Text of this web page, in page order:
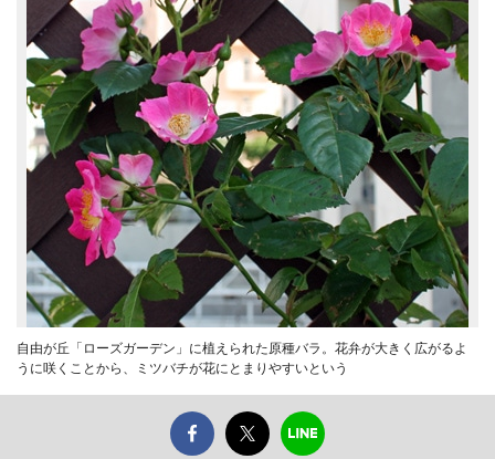
自由が丘「ローズガーデン」に植えられた原種バラ。花弁が大きく広がるよ
うに咲くことから、ミツバチが花にとまりやすいという